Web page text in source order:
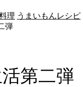
理 うまいもんレシピ
弾
第二弾